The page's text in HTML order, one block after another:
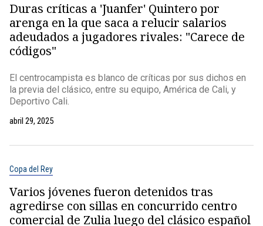
Duras críticas a 'Juanfer' Quintero por
arenga en la que saca a relucir salarios
adeudados a jugadores rivales: "Carece de
códigos"
El centrocampista es blanco de críticas por sus dichos en
la previa del clásico, entre su equipo, América de Cali, y
Deportivo Cali.
abril 29, 2025
Copa del Rey
Varios jóvenes fueron detenidos tras
agredirse con sillas en concurrido centro
comercial de Zulia luego del clásico español